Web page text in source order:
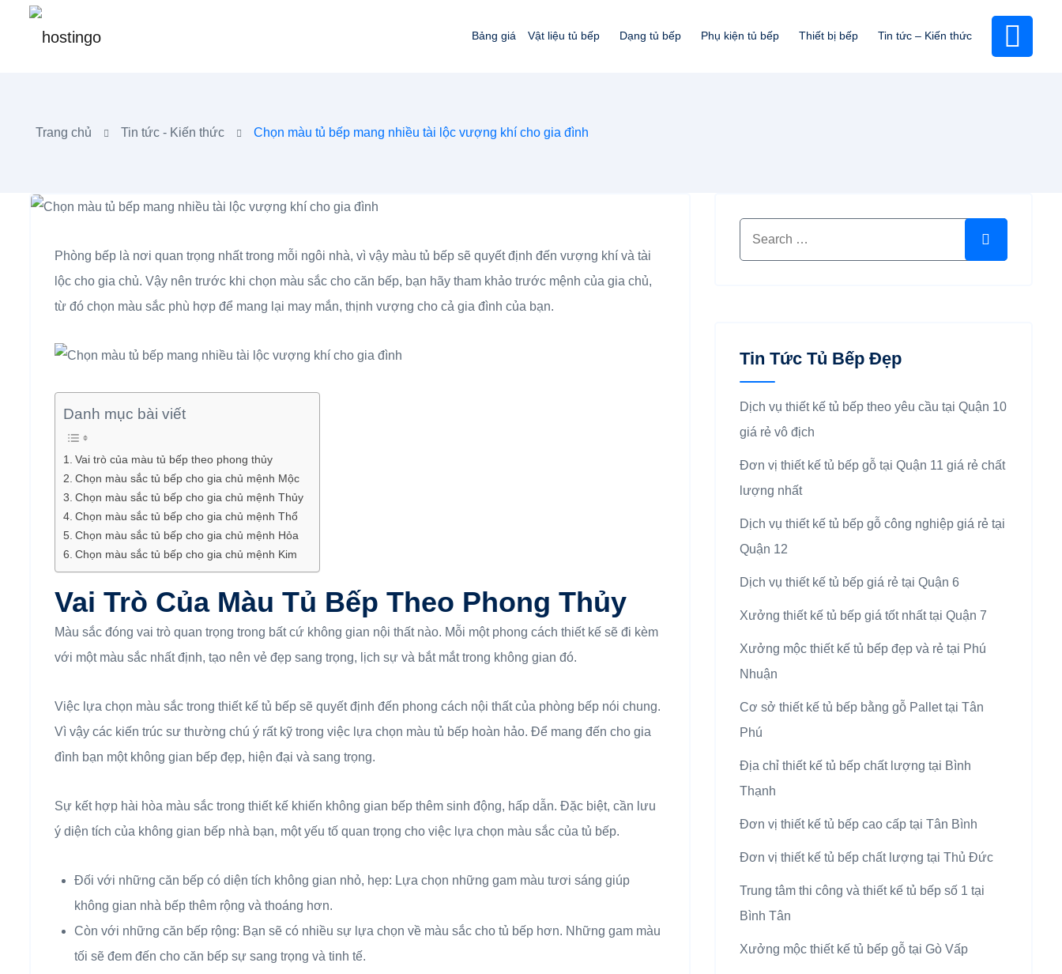
Bảng giá Vật liệu tủ bếp Dạng tủ bếp Phụ kiện tủ bếp Thiết bị bếp Tin tức – Kiến thức
Trang chủ Tin tức - Kiến thức Chọn màu tủ bếp mang nhiều tài lộc vượng khí cho gia đình
Phòng bếp là nơi quan trọng nhất trong mỗi ngôi nhà, vì vậy màu tủ bếp sẽ quyết định đến vượng khí và tài
lộc cho gia chủ. Vậy nên trước khi chọn màu sắc cho căn bếp, bạn hãy tham khảo trước mệnh của gia chủ,
từ đó chọn màu sắc phù hợp để mang lại may mắn, thịnh vượng cho cả gia đình của bạn.
Danh mục bài viết
Vai trò của màu tủ bếp theo phong thủy
Chọn màu sắc tủ bếp cho gia chủ mệnh Mộc
Chọn màu sắc tủ bếp cho gia chủ mệnh Thủy
Chọn màu sắc tủ bếp cho gia chủ mệnh Thổ
Chọn màu sắc tủ bếp cho gia chủ mệnh Hỏa
Chọn màu sắc tủ bếp cho gia chủ mệnh Kim
Vai Trò Của Màu Tủ Bếp Theo Phong Thủy
Màu sắc đóng vai trò quan trọng trong bất cứ không gian nội thất nào. Mỗi một phong cách thiết kế sẽ đi kèm
với một màu sắc nhất định, tạo nên vẻ đẹp sang trọng, lịch sự và bắt mắt trong không gian đó.
Việc lựa chọn màu sắc trong thiết kế tủ bếp sẽ quyết định đến phong cách nội thất của phòng bếp nói chung.
Vì vậy các kiến trúc sư thường chú ý rất kỹ trong việc lựa chọn màu tủ bếp hoàn hảo. Để mang đến cho gia
đình bạn một không gian bếp đẹp, hiện đại và sang trọng.
Sự kết hợp hài hòa màu sắc trong thiết kế khiến không gian bếp thêm sinh động, hấp dẫn. Đặc biệt, cần lưu
ý diện tích của không gian bếp nhà bạn, một yếu tố quan trọng cho việc lựa chọn màu sắc của tủ bếp.
Đối với những căn bếp có diện tích không gian nhỏ, hẹp: Lựa chọn những gam màu tươi sáng giúp
không gian nhà bếp thêm rộng và thoáng hơn.
Còn với những căn bếp rộng: Bạn sẽ có nhiều sự lựa chọn về màu sắc cho tủ bếp hơn. Những gam màu
tối sẽ đem đến cho căn bếp sự sang trọng và tinh tế.
Tin Tức Tủ Bếp Đẹp
Dịch vụ thiết kế tủ bếp theo yêu cầu tại Quận 10
giá rẻ vô địch
Đơn vị thiết kế tủ bếp gỗ tại Quận 11 giá rẻ chất
lượng nhất
Dịch vụ thiết kế tủ bếp gỗ công nghiệp giá rẻ tại
Quận 12
Dịch vụ thiết kế tủ bếp giá rẻ tại Quận 6
Xưởng thiết kế tủ bếp giá tốt nhất tại Quận 7
Xưởng mộc thiết kế tủ bếp đẹp và rẻ tại Phú
Nhuận
Cơ sở thiết kế tủ bếp bằng gỗ Pallet tại Tân
Phú
Địa chỉ thiết kế tủ bếp chất lượng tại Bình
Thạnh
Đơn vị thiết kế tủ bếp cao cấp tại Tân Bình
Đơn vị thiết kế tủ bếp chất lượng tại Thủ Đức
Trung tâm thi công và thiết kế tủ bếp số 1 tại
Bình Tân
Xưởng mộc thiết kế tủ bếp gỗ tại Gò Vấp